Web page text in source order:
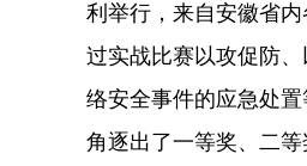
利举行，来自安徽省
过实战比赛以攻促防
络安全事件的应急处
角逐出了一等奖、二等